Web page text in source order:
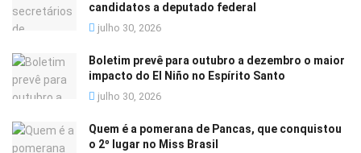
candidatos a deputado federal
julho 30, 2026
Boletim prevê para outubro a dezembro o maior
impacto do El Niño no Espírito Santo
julho 30, 2026
Quem é a pomerana de Pancas, que conquistou
o 2º lugar no Miss Brasil